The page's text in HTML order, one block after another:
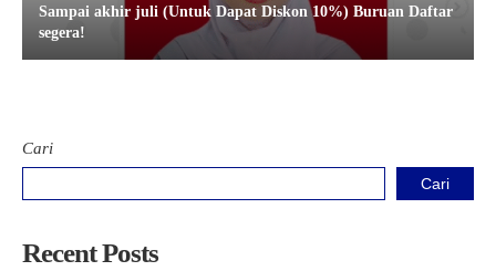
Sampai akhir juli (Untuk Dapat Diskon 10%) Buruan Daftar
segera!
Cari
Cari
Recent Posts